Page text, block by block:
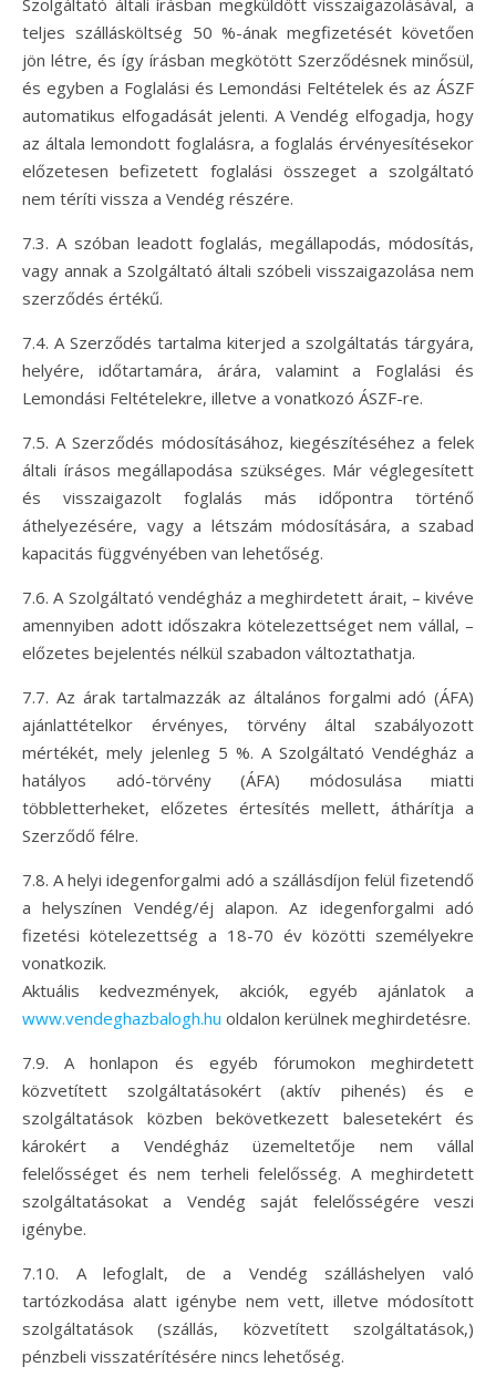
Szolgáltató általi írásban megküldött visszaigazolásával, a
teljes szállásköltség 50 %-ának megfizetését követően
jön létre, és így írásban megkötött Szerződésnek minősül,
és egyben a Foglalási és Lemondási Feltételek és az ÁSZF
automatikus elfogadását jelenti. A Vendég elfogadja, hogy
az általa lemondott foglalásra, a foglalás érvényesítésekor
előzetesen befizetett foglalási összeget a szolgáltató
nem téríti vissza a Vendég részére.
7.3. A szóban leadott foglalás, megállapodás, módosítás,
vagy annak a Szolgáltató általi szóbeli visszaigazolása nem
szerződés értékű.
7.4. A Szerződés tartalma kiterjed a szolgáltatás tárgyára,
helyére, időtartamára, árára, valamint a Foglalási és
Lemondási Feltételekre, illetve a vonatkozó ÁSZF-re.
7.5. A Szerződés módosításához, kiegészítéséhez a felek
általi írásos megállapodása szükséges. Már véglegesített
és visszaigazolt foglalás más időpontra történő
áthelyezésére, vagy a létszám módosítására, a szabad
kapacitás függvényében van lehetőség.
7.6. A Szolgáltató vendégház a meghirdetett árait, – kivéve
amennyiben adott időszakra kötelezettséget nem vállal, –
előzetes bejelentés nélkül szabadon változtathatja.
7.7. Az árak tartalmazzák az általános forgalmi adó (ÁFA)
ajánlattételkor érvényes, törvény által szabályozott
mértékét, mely jelenleg 5 %. A Szolgáltató Vendégház a
hatályos adó-törvény (ÁFA) módosulása miatti
többletterheket, előzetes értesítés mellett, áthárítja a
Szerződő félre.
7.8. A helyi idegenforgalmi adó a szállásdíjon felül fizetendő
a helyszínen Vendég/éj alapon. Az idegenforgalmi adó
fizetési kötelezettség a 18-70 év közötti személyekre
vonatkozik.
Aktuális kedvezmények, akciók, egyéb ajánlatok a
www.vendeghazbalogh.hu oldalon kerülnek meghirdetésre.
7.9. A honlapon és egyéb fórumokon meghirdetett
közvetített szolgáltatásokért (aktív pihenés) és e
szolgáltatások közben bekövetkezett balesetekért és
károkért a Vendégház üzemeltetője nem vállal
felelősséget és nem terheli felelősség. A meghirdetett
szolgáltatásokat a Vendég saját felelősségére veszi
igénybe.
7.10. A lefoglalt, de a Vendég szálláshelyen való
tartózkodása alatt igénybe nem vett, illetve módosított
szolgáltatások (szállás, közvetített szolgáltatások,)
pénzbeli visszatérítésére nincs lehetőség.